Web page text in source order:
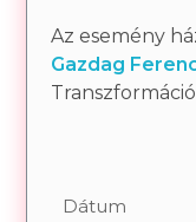
Az esemény
Gazdag
Dátum